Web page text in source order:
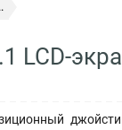
LCD-